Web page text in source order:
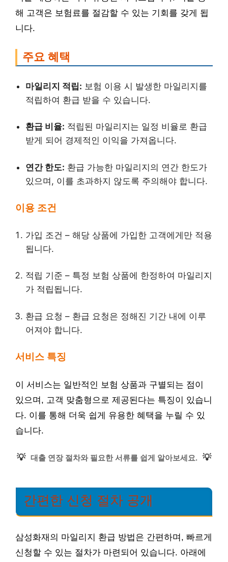
해 고객은 보험료를 절감할 수 있는 기회를 갖게 됩
니다.
주요 혜택
마일리지 적립: 보험 이용 시 발생한 마일리지를
적립하여 환급 받을 수 있습니다.
환급 비율: 적립된 마일리지는 일정 비율로 환급
받게 되어 경제적인 이익을 가져옵니다.
연간 한도: 환급 가능한 마일리지의 연간 한도가
있으며, 이를 초과하지 않도록 주의해야 합니다.
이용 조건
가입 조건 – 해당 상품에 가입한 고객에게만 적용
됩니다.
적립 기준 – 특정 보험 상품에 한정하여 마일리지
가 적립됩니다.
환급 요청 – 환급 요청은 정해진 기간 내에 이루
어져야 합니다.
서비스 특징
이 서비스는 일반적인 보험 상품과 구별되는 점이
있으며, 고객 맞춤형으로 제공된다는 특징이 있습니
다. 이를 통해 더욱 쉽게 유용한 혜택을 누릴 수 있
습니다.
💡 대출 연장 절차와 필요한 서류를 쉽게 알아보세요. 💡
간편한 신청 절차 공개
삼성화재의 마일리지 환급 방법은 간편하며, 빠르게
신청할 수 있는 절차가 마련되어 있습니다. 아래에